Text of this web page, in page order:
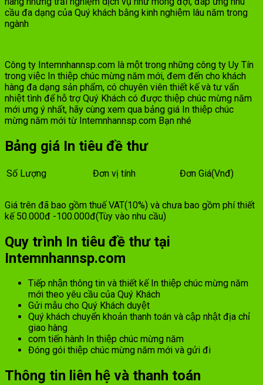
cầu đa dạng của Quý khách bằng kinh nghiệm lâu năm trong
ngành
Công ty Intemnhannsp.com là một trong những công ty Uy Tín
trong việc In thiệp chúc mừng năm mới, đem đến cho khách
hàng đa dạng sản phẩm, có chuyên viên thiết kế và tư vấn
nhiệt tình để hỗ trợ Quý Khách có được thiệp chúc mừng năm
mới ưng ý nhất, hãy cùng xem qua bảng giá In thiệp chúc
mừng năm mới từ Intemnhannsp.com Bạn nhé
Bảng giá In tiêu đề thư
Số Lượng Đơn vị tính Đơn Giá(Vnđ)
Giá trên đã bao gồm thuế VAT(10%) và chưa bao gồm phí thiết
kế 50.000đ -100.000đ(Tùy vào nhu cầu)
Quy trình In tiêu đề thư tại
Intemnhannsp.com
Tiếp nhận thông tin và thiết kế In thiệp chúc mừng năm
mới theo yêu cầu của Quý Khách
Gửi mẫu cho Quý Khách duyệt
Quý khách chuyển khoản thanh toán và cập nhật địa chỉ
giao hàng
com tiến hành In thiệp chúc mừng năm
Đóng gói thiệp chúc mừng năm mới và gửi đi
Thông tin liên hệ và thanh toán